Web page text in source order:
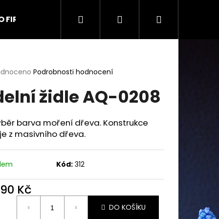
FIRMĚ Kontakt Obchodní podmínky
Hledat PřihlášeníNákupní
Podrobnosti hodnocení
židle AQ-0208
barva moření dřeva. Konstrukce
z masivního dřeva.
Kód: 312
Kč
DO KOŠÍKU